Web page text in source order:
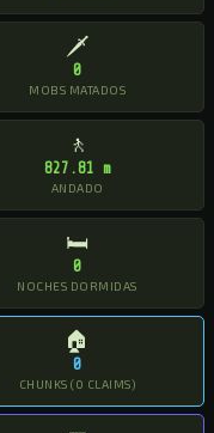
🗡
0
MOBS MATADOS
🚶
827.81 m
ANDADO
🛏
0
NOCHES DORMIDAS
🏠
0
CHUNKS (0 CLAIMS)